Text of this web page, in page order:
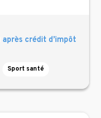
après crédit d’impôt
Sport santé